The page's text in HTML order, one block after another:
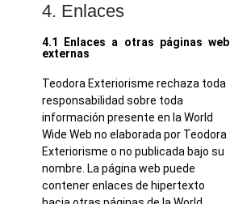
4. Enlaces
4.1 Enlaces a otras páginas web
externas
Teodora Exteriorisme rechaza toda
responsabilidad sobre toda
información presente en la World
Wide Web no elaborada por Teodora
Exteriorisme o no publicada bajo su
nombre. La página web puede
contener enlaces de hipertexto